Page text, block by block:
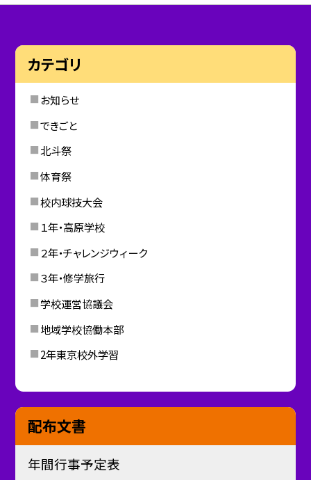
カテゴリ
お知らせ
できごと
北斗祭
体育祭
校内球技大会
１年・高原学校
２年・チャレンジウィーク
３年・修学旅行
学校運営協議会
地域学校協働本部
2年東京校外学習
配布文書
年間行事予定表